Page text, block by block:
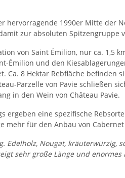
hervorragende 1990er Mitte
zur absoluten Spitzengruppe
von Saint Émilion, nur ca. 1,5
und den
8 Hektar Rebfläche befinden
Parzelle von Pavie schließen
in den Wein von Château Pavie.
ergeben eine spezifische
für den Anbau von
Edelholz, Nougat,
sehr große Länge und